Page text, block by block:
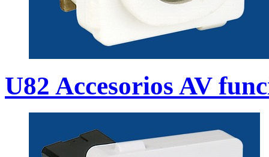
U82 Accesorios AV